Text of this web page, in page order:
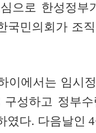
으로 한성정부
국민의회가 조
이에서는 임시
구성하고 정부
였다. 다음날인